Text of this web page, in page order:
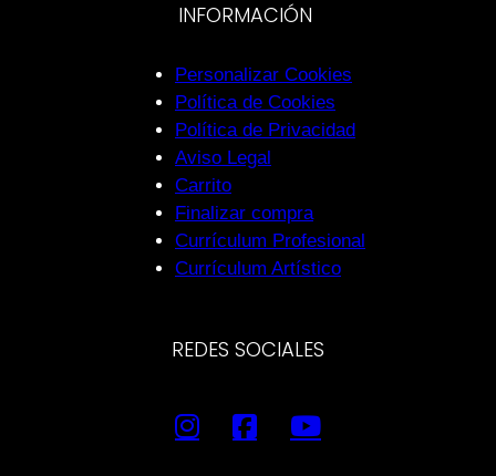
INFORMACIÓN
Personalizar Cookies
Política de Cookies
Política de Privacidad
Aviso Legal
Carrito
Finalizar compra
Currículum Profesional
Currículum Artístico
REDES SOCIALES